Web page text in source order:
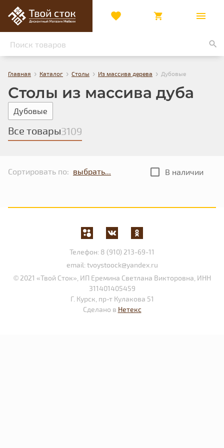
Главная › Каталог › Столы › Из массива дерева › Дубовые
Столы из массива дуба
Дубовые
Все товары3109
Сортировать по: В наличии
Телефон: 8 (910) 213-69-11
email: tvoystoock@yandex.ru
© 2021 «Твой Сток», ИП Еремина Светлана Викторовна, ИНН
311401405459
Г. Курск, пр-т Кулакова 51
Сделано в Нетекс